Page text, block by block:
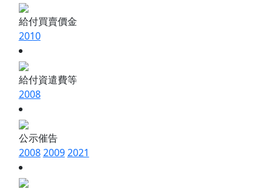
給付買賣價金
2010
給付資遣費等
2008
公示催告
200820092021